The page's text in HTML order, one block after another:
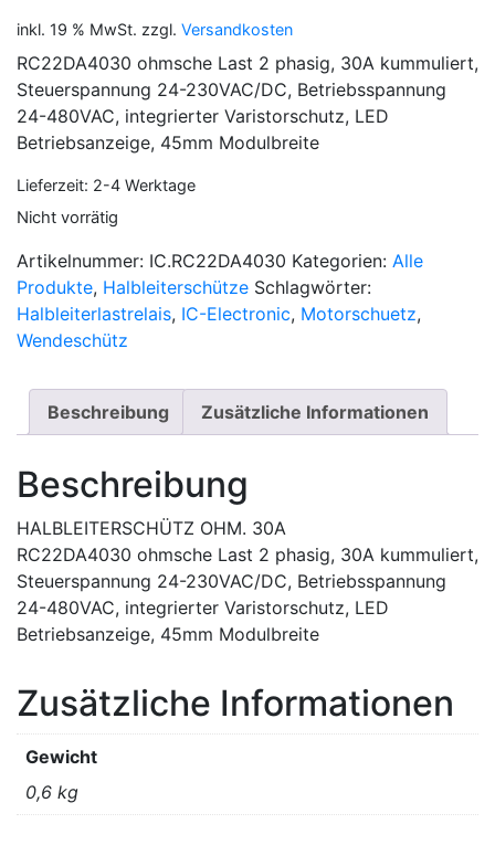
inkl. 19 % MwSt. zzgl. Versandkosten
RC22DA4030 ohmsche Last 2 phasig, 30A kummuliert,
Steuerspannung 24-230VAC/DC, Betriebsspannung
24-480VAC, integrierter Varistorschutz, LED
Betriebsanzeige, 45mm Modulbreite
Lieferzeit: 2-4 Werktage
Nicht vorrätig
Artikelnummer: IC.RC22DA4030 Kategorien: Alle
Produkte, Halbleiterschütze Schlagwörter:
Halbleiterlastrelais, IC-Electronic, Motorschuetz,
Wendeschütz
Beschreibung Zusätzliche Informationen
Beschreibung
HALBLEITERSCHÜTZ OHM. 30A
RC22DA4030 ohmsche Last 2 phasig, 30A kummuliert,
Steuerspannung 24-230VAC/DC, Betriebsspannung
24-480VAC, integrierter Varistorschutz, LED
Betriebsanzeige, 45mm Modulbreite
Zusätzliche Informationen
Gewicht
0,6 kg